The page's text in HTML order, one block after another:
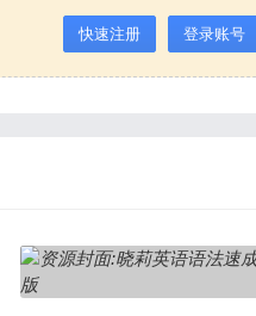
快速注册 登录账号